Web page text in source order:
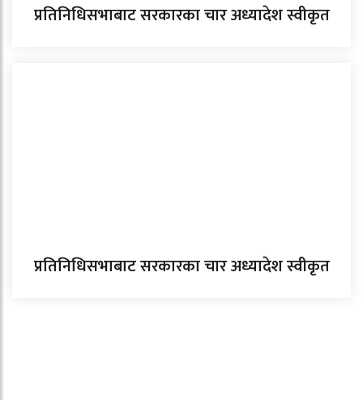
प्रतिनिधिसभाबाट सरकारका चार अध्यादेश स्वीकृत
प्रतिनिधिसभाबाट सरकारका चार अध्यादेश स्वीकृत